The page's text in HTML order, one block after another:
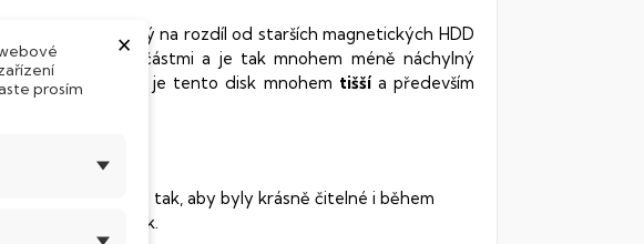
diskem, který na rozdíl od starších magnetických HDD
pohyblivými součástmi a je tak mnohem méně náchylný
soustavy je tento disk mnohem tišší a především
klávesy tak, aby byly krásně čitelné i během
Váš zrak.
×
prosím